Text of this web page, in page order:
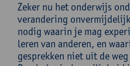
Zeker nu het onderwijs
verandering
nodig waarin je mag
leren van anderen, en
gesprekken niet uit de